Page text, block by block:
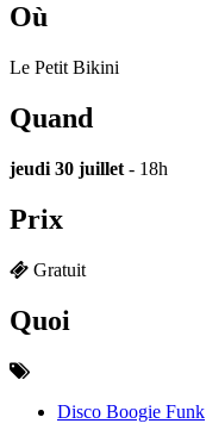
Où
Le Petit Bikini
Quand
jeudi 30 juillet - 18h
Prix
Gratuit
Quoi
Disco Boogie Funk